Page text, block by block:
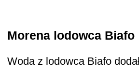
Morena lodowca Biafo
Woda z lodowca Biafo